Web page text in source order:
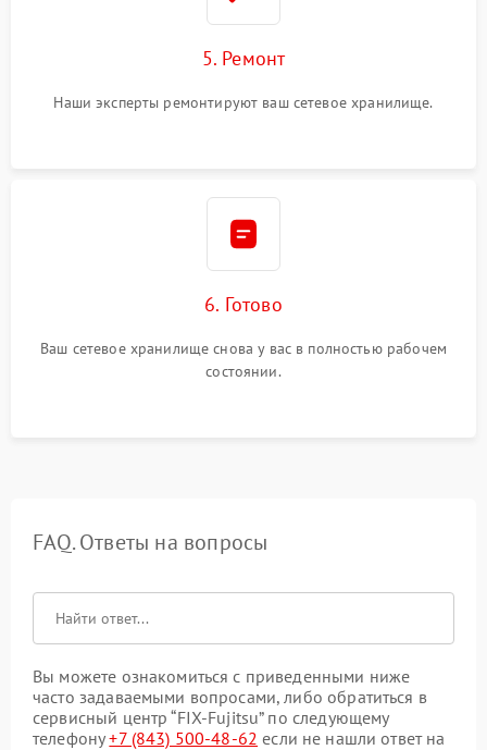
5. Ремонт
Наши эксперты ремонтируют ваш сетевое хранилище.
6. Готово
Ваш сетевое хранилище снова у вас в полностью рабочем
состоянии.
FAQ. Ответы на вопросы
Вы можете ознакомиться с приведенными ниже
часто задаваемыми вопросами, либо обратиться в
сервисный центр “FIX-Fujitsu” по следующему
телефону+7 (843) 500-48-62 если не нашли ответ на